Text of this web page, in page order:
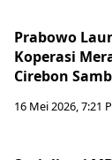
Prabowo
Koperasi
Cirebon
16 Mei 2026, 7:21